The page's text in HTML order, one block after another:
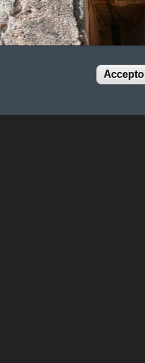
Accepto